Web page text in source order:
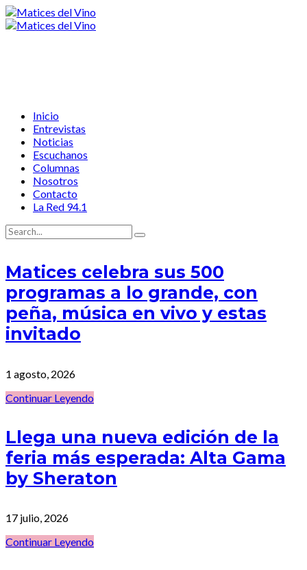
Inicio
Entrevistas
Noticias
Escuchanos
Columnas
Nosotros
Contacto
La Red 94.1
Matices celebra sus 500
programas a lo grande, con
peña, música en vivo y estas
invitado
1 agosto, 2026
Continuar Leyendo
Llega una nueva edición de la
feria más esperada: Alta Gama
by Sheraton
17 julio, 2026
Continuar Leyendo